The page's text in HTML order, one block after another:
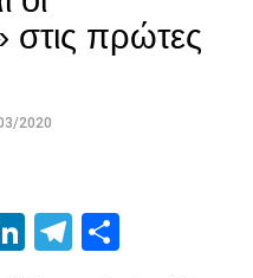
επανάληψη ήρθε στο 54′,
περιοχής, πριν στο 58′ ο
πλασέ από την μικρή
γυρίσει προς τα πίσω,
στις πρώτες
2020
LinkedIn
Telegram